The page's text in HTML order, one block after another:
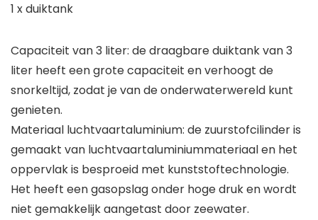
1 x duiktank
Capaciteit van 3 liter: de draagbare duiktank van 3
liter heeft een grote capaciteit en verhoogt de
snorkeltijd, zodat je van de onderwaterwereld kunt
genieten.
Materiaal luchtvaartaluminium: de zuurstofcilinder is
gemaakt van luchtvaartaluminiummateriaal en het
oppervlak is besproeid met kunststoftechnologie.
Het heeft een gasopslag onder hoge druk en wordt
niet gemakkelijk aangetast door zeewater.